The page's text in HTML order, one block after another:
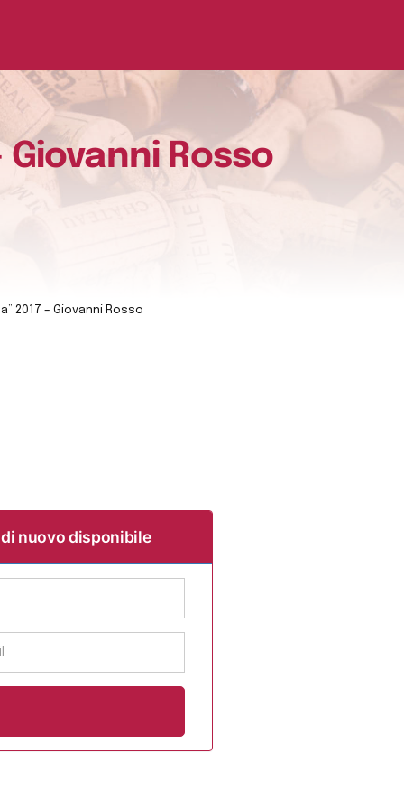
Giovanni Rosso
2017 – Giovanni Rosso
nuovo disponibile